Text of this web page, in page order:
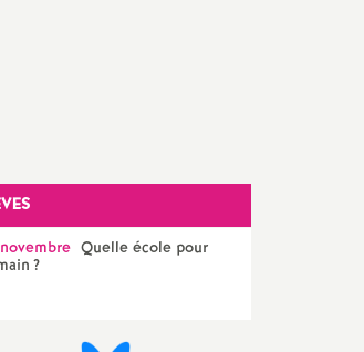
Quelle école pour
?